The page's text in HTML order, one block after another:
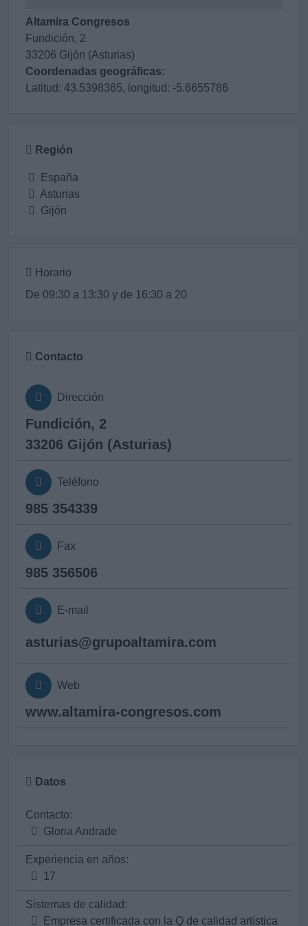
Altamira Congresos
Fundición, 2
33206 Gijón (Asturias)
Coordenadas geográficas:
Latitud: 43.5398365, longitud: -5.6655786
Región
España
Asturias
Gijón
Horario
De 09:30 a 13:30 y de 16:30 a 20
Contacto
Dirección
Fundición, 2
33206 Gijón (Asturias)
Teléfono
985 354339
Fax
985 356506
E-mail
asturias@grupoaltamira.com
Web
www.altamira-congresos.com
Datos
Contacto:
Gloria Andrade
Experiencia en años:
17
Sistemas de calidad:
Empresa certificada con la Q de calidad artística